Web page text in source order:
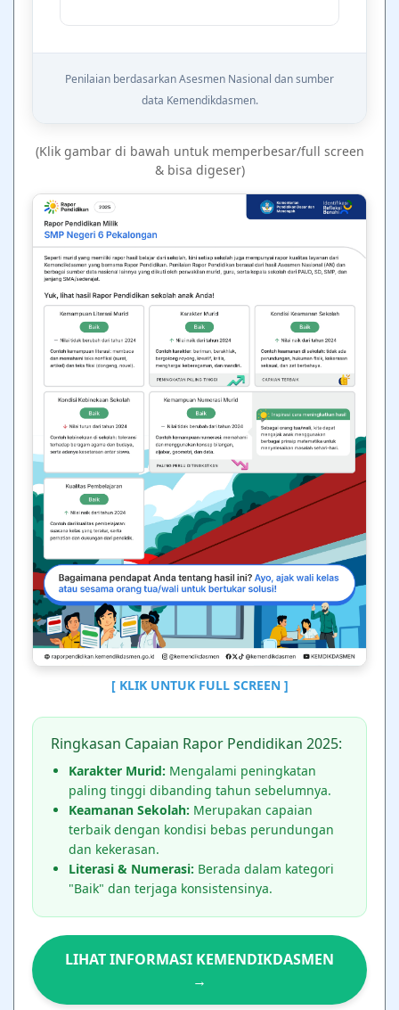
Penilaian berdasarkan Asesmen Nasional dan sumber
data Kemendikdasmen.
(Klik gambar di bawah untuk memperbesar/full screen
& bisa digeser)
[ KLIK UNTUK FULL SCREEN ]
Ringkasan Capaian Rapor Pendidikan 2025:
Karakter Murid: Mengalami peningkatan
paling tinggi dibanding tahun sebelumnya.
Keamanan Sekolah: Merupakan capaian
terbaik dengan kondisi bebas perundungan
dan kekerasan.
Literasi & Numerasi: Berada dalam kategori
"Baik" dan terjaga konsistensinya.
LIHAT INFORMASI KEMENDIKDASMEN
→